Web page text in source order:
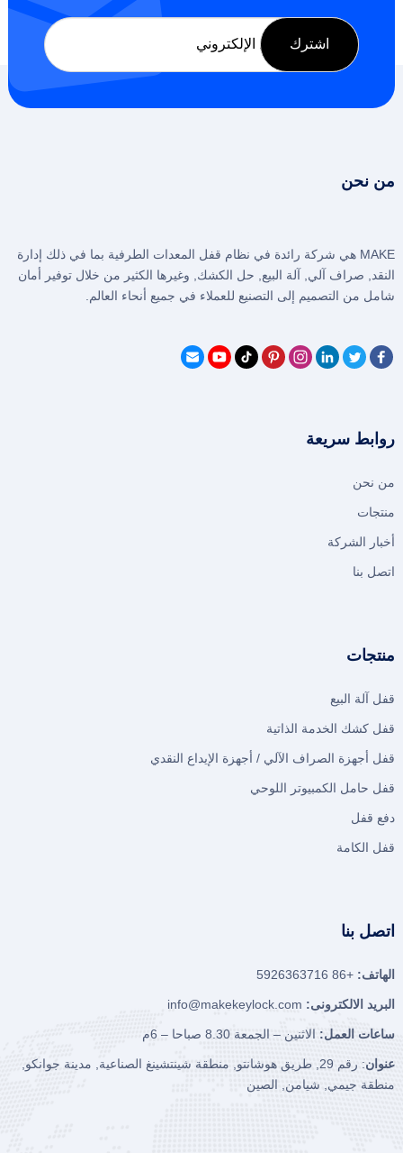
من نحن
MAKE هي شركة رائدة في نظام قفل المعدات الطرفية بما في ذلك إدارة
النقد, صراف آلي, آلة البيع, حل الكشك, وغيرها الكثير من خلال توفير أمان
شامل من التصميم إلى التصنيع للعملاء في جميع أنحاء العالم.
روابط سريعة
من نحن
منتجات
أخبار الشركة
اتصل بنا
منتجات
قفل آلة البيع
قفل كشك الخدمة الذاتية
قفل أجهزة الصراف الآلي / أجهزة الإيداع النقدي
قفل حامل الكمبيوتر اللوحي
دفع قفل
قفل الكامة
اتصل بنا
الهاتف: +86 5926363716
البريد الالكترونى: info@makekeylock.com
ساعات العمل: الاثنين – الجمعة 8.30 صباحا – 6م
عنوان
: رقم 29, طريق هوشانتو, منطقة شينتشينغ الصناعية, مدينة جوانكو,
منطقة جيمي, شيامن, الصين